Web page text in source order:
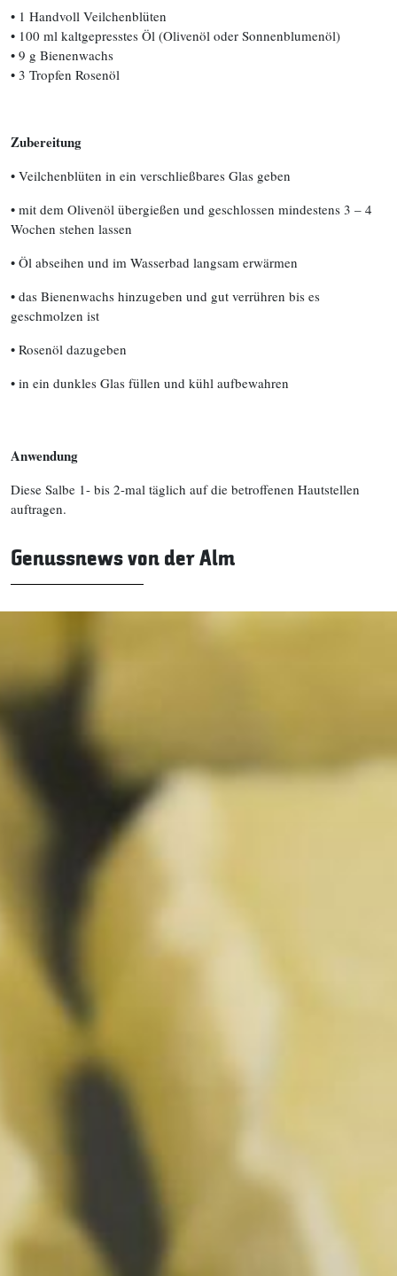
• 1 Handvoll Veilchenblüten
• 100 ml kaltgepresstes Öl (Olivenöl oder Sonnenblumenöl)
• 9 g Bienenwachs
• 3 Tropfen Rosenöl
Zubereitung
• Veilchenblüten in ein verschließbares Glas geben
• mit dem Olivenöl übergießen und geschlossen mindestens 3 – 4
Wochen stehen lassen
• Öl abseihen und im Wasserbad langsam erwärmen
• das Bienenwachs hinzugeben und gut verrühren bis es
geschmolzen ist
• Rosenöl dazugeben
• in ein dunkles Glas füllen und kühl aufbewahren
Anwendung
Diese Salbe 1- bis 2-mal täglich auf die betroffenen Hautstellen
auftragen.
Genussnews von der Alm